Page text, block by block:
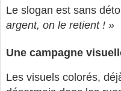
Le slogan est sans
argent, on le retient ! »
Une campagne
Les visuels colorés,